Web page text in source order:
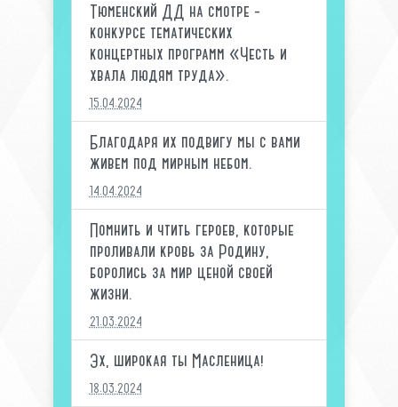
Тюменский ДД на смотре -
конкурсе тематических
концертных программ «Честь и
хвала людям труда».
15.04.2024
Благодаря их подвигу мы с вами
живем под мирным небом.
14.04.2024
Помнить и чтить героев, которые
проливали кровь за Родину,
боролись за мир ценой своей
жизни.
21.03.2024
Эх, широкая ты Масленица!
18.03.2024